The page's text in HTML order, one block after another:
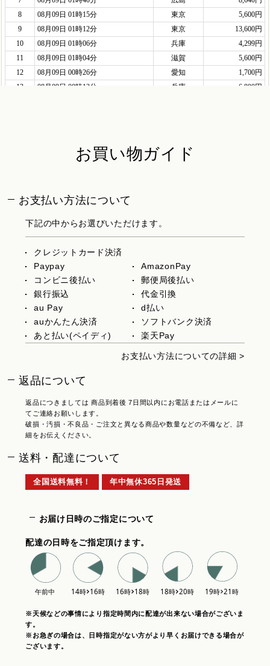
お買い物ガイド
お支払い方法について
下記の中からお選びいただけます。
クレジットカード決済
Paypay
AmazonPay
コンビニ後払い
郵便局後払い
銀行振込
代金引換
au Pay
d払い
auかんたん決済
ソフトバンク決済
あと払い(ペイディ)
楽天Pay
お支払い方法についての詳細 >
返品について
返品につきましては 商品到着後 7日間以内にお電話またはメールに
てご連絡お願いします。
破損・汚損・不良品・ご注文と異なる商品や数量などの不備など、詳
細をお伝えください。
送料・配達について
全国送料無料！ 年中無休365日発送
お届け日時のご指定について
配達の日時をご指定頂けます。
※天候などの事情により指定時間内に配達が出来ない場合がございま
す。
※お急ぎの場合は、日時指定がない方がより早くお届けできる場合が
ございます。